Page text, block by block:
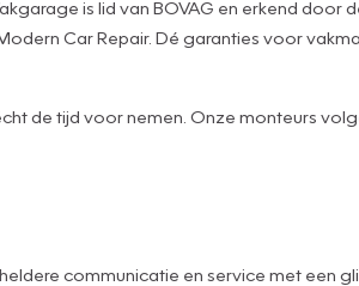
is lid van BOVAG en erkend door
Car Repair. Dé garanties voor
de tijd voor nemen. Onze monteurs
communicatie en service met een